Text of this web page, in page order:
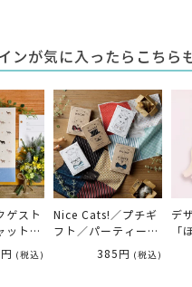
ンが気に入ったらこちら
ゲスト
ット」
(税込)
Nice Cats!／プチギ
フト／パーティー
【別配送A】
385円 (税込)
デ
「
（